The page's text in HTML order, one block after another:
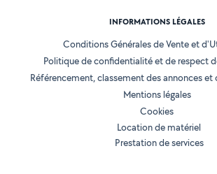
INFORMATIONS LÉGALES
Conditions Générales de Vente et
Politique de confidentialité et de respect
Référencement, classement des annonces et
Mentions légales
Cookies
Location de matériel
Prestation de services